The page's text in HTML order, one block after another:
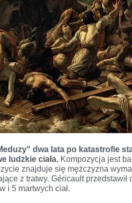
dwa lata po katastrofie
ludzkie ciała. Kompozycja jest
znajduje się mężczyzna
z tratwy. Géricault przedstawił
i 5 martwych ciał.